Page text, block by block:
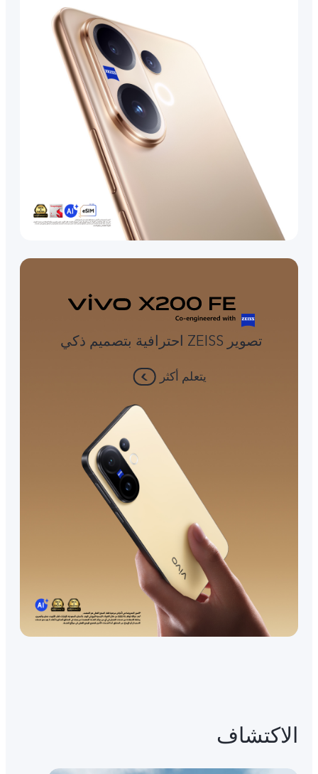
تصوير ZEISS احترافية بتصميم ذكي
يتعلم أكثر
الاكتشاف